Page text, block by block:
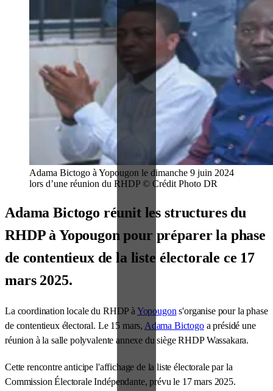
Adama Bictogo à Yopougon le dimanche 9 juin 2024
lors d’une réunion du RHDP © Crédit Photo DR
Adama Bictogo réunit les structures du
RHDP à Yopougon pour préparer la phase
de contentieux de la liste électorale ce 17
mars 2025.
La coordination locale du RHDP à Yopougon s'organise pour la phase
de contentieux électoral. Le 15 mars, Adama Bictogoa présidé une
réunion à la salle polyvalente annexe du siège RHDP Wassakara.
Cette rencontre anticipe l'affichage de la liste électorale par la
Commission Électorale Indépendante, prévu le 17 mars 2025.